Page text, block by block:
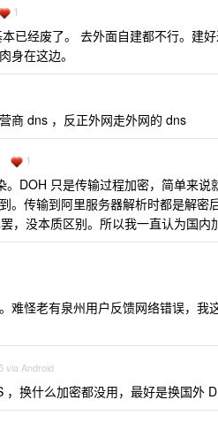
1
已经废了。 去外面自建都不行。建好
身在这边。
商 dns ，反正外网走外网的 dns
1
。DOH 只是传输过程加密，简单来
。传输到阿里服务器解析时都是解
，没本质区别。所以我一直认为国内
难怪老有泉州用户反馈网络错误，我
via Android
，换什么加密都没用，最好是换国外